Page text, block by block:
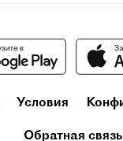
Условия
Обратная связь